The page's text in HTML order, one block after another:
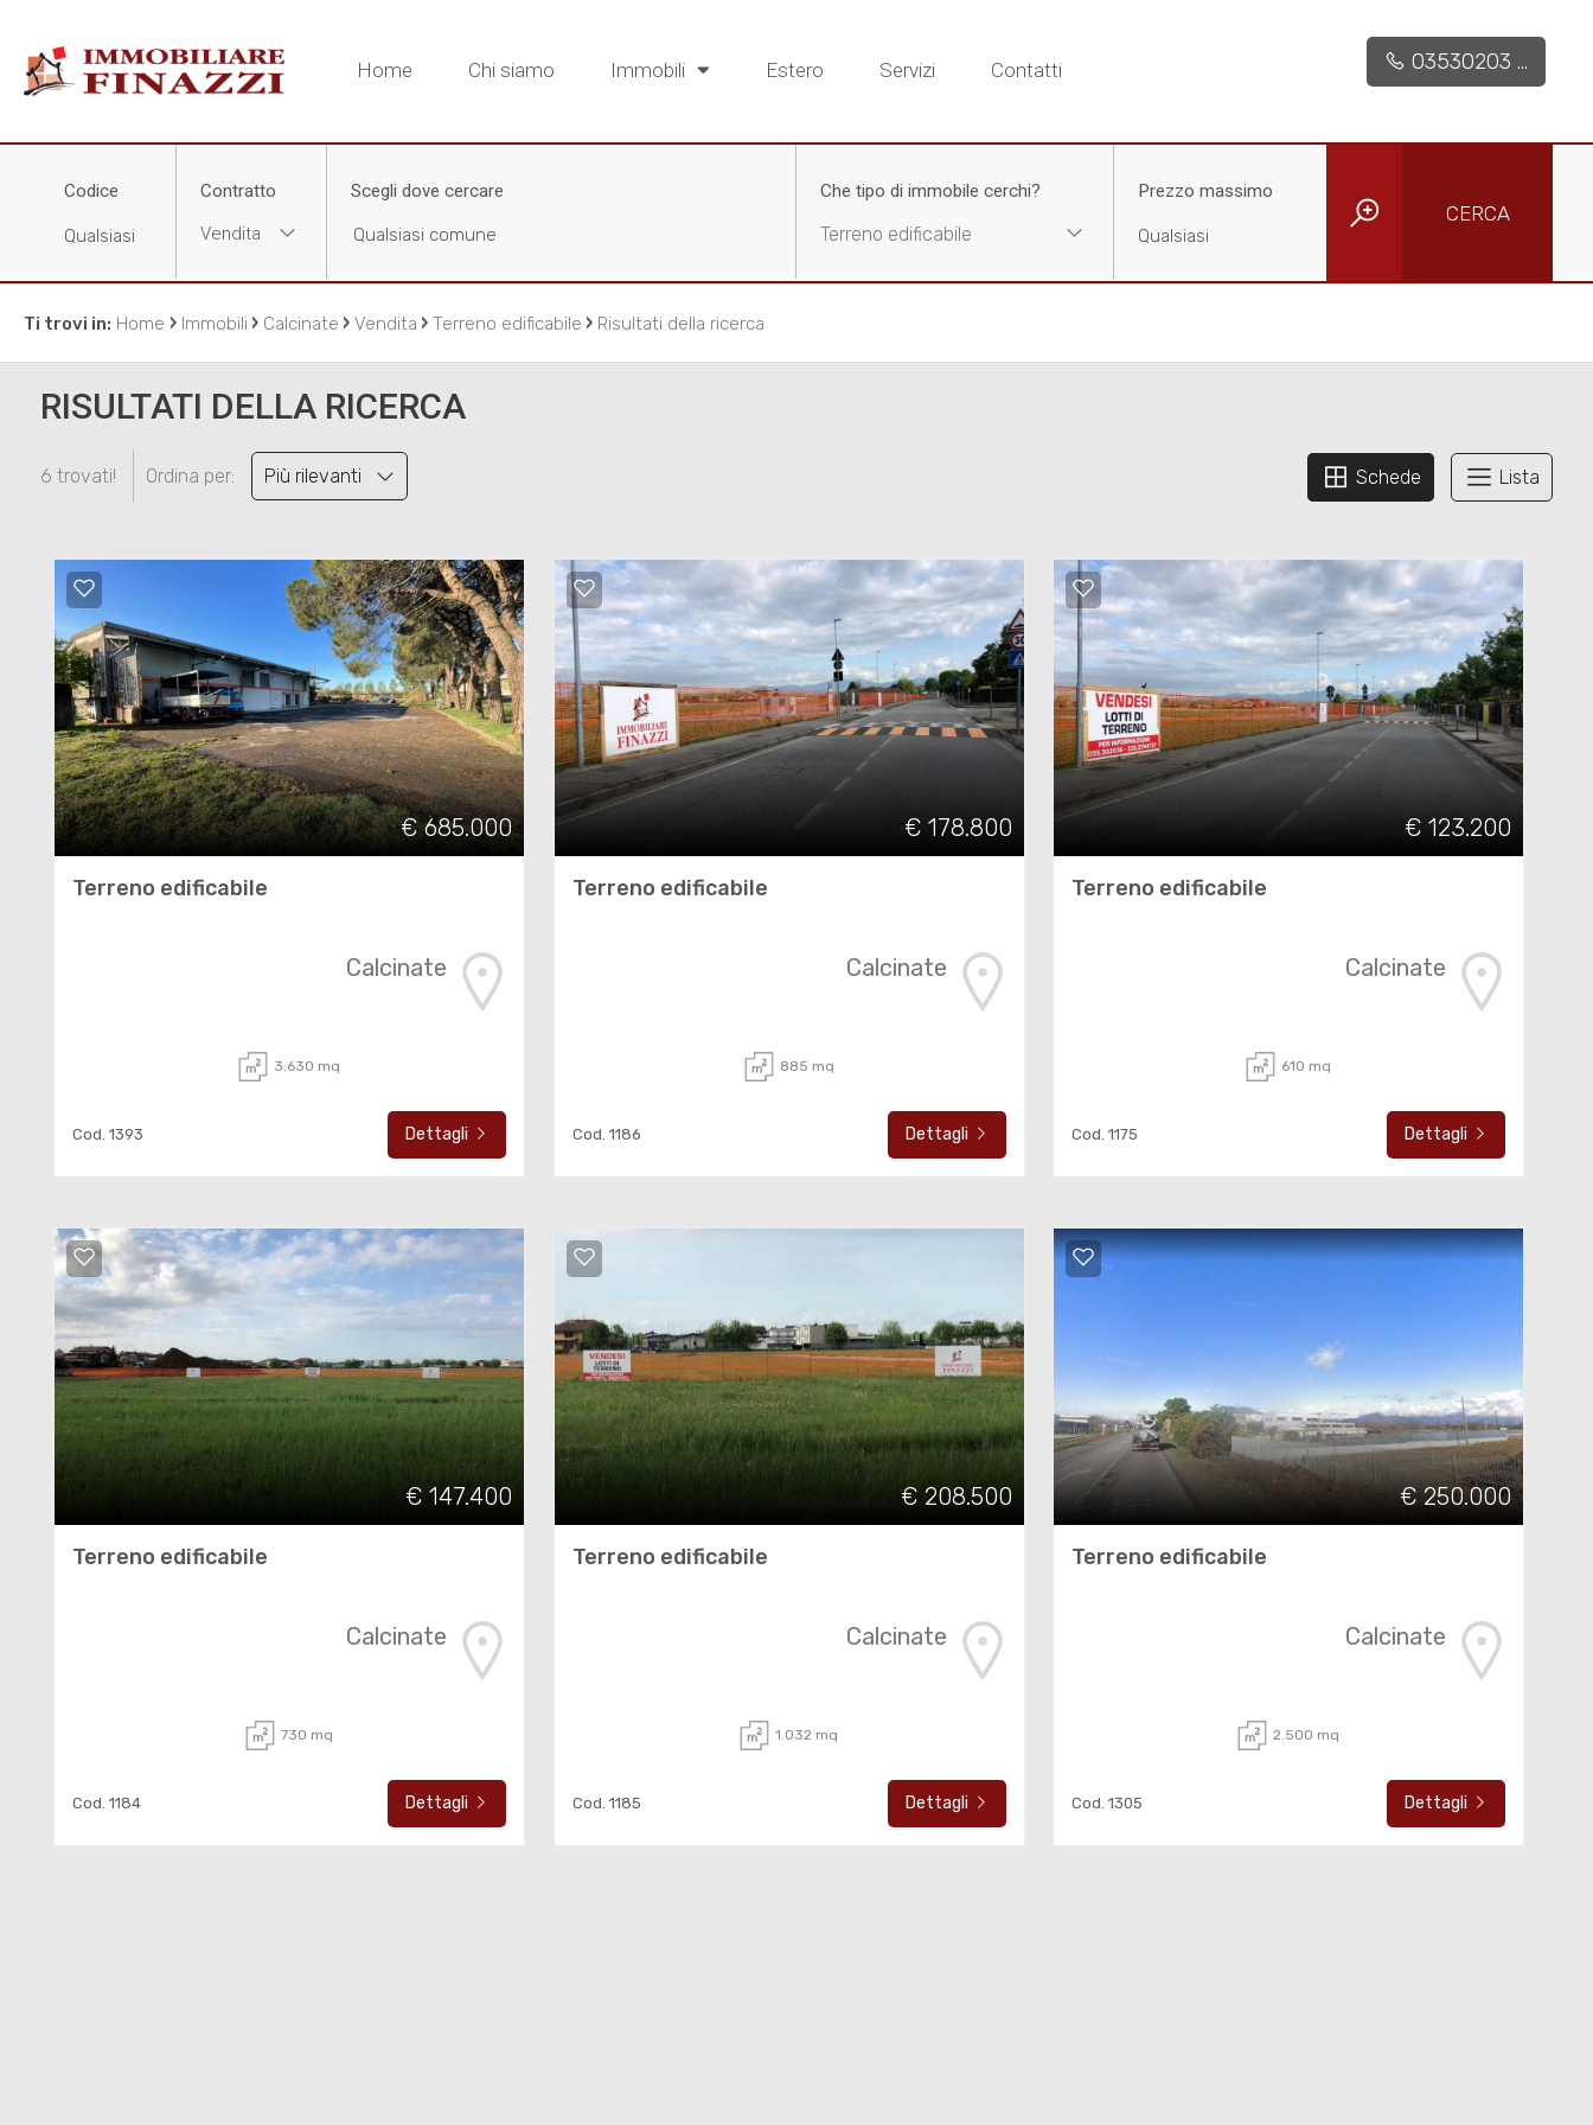
Home Chi siamo Immobili Estero Servizi Contatti 03530203 ...
Codice
Contratto
Vendita
Scegli dove cercare Che tipo di immobile cerchi?
Terreno edificabile
Prezzo massimo
CERCA
Ti trovi in: Home › Immobili › Calcinate › Vendita › Terreno edificabile › Risultati della ricerca
RISULTATI DELLA RICERCA
6 trovati! Ordina per: Più rilevanti Schede Lista
€ 685.000
Terreno edificabile
Calcinate
3.630 mq
Cod. 1393 Dettagli
€ 178.800
Terreno edificabile
Calcinate
885 mq
Cod. 1186 Dettagli
€ 123.200
Terreno edificabile
Calcinate
610 mq
Cod. 1175 Dettagli
€ 147.400
Terreno edificabile
Calcinate
730 mq
Cod. 1184 Dettagli
€ 208.500
Terreno edificabile
Calcinate
1.032 mq
Cod. 1185 Dettagli
€ 250.000
Terreno edificabile
Calcinate
2.500 mq
Cod. 1305 Dettagli